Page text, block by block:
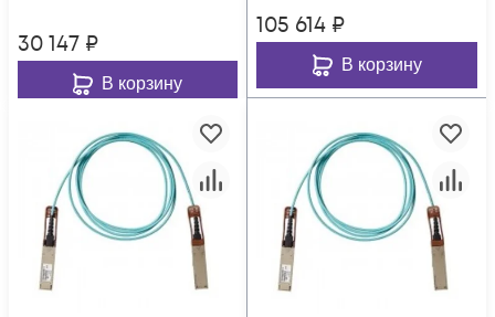
30 147 ₽
В корзину
105 614 ₽
В корзину